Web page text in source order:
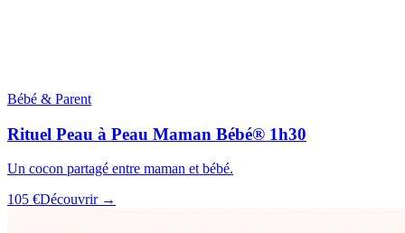
Bébé & Parent
Rituel Peau à Peau Maman Bébé® 1h30
Un cocon partagé entre maman et bébé.
105 €Découvrir →